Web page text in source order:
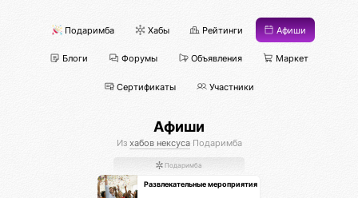
Подаримба Хабы Рейтинги Афиши
Блоги Форумы Объявления Маркет
Сертификаты Участники
Афиши
Из хабов нексусаПодаримба
Подаримба
Развлекательные мероприятия